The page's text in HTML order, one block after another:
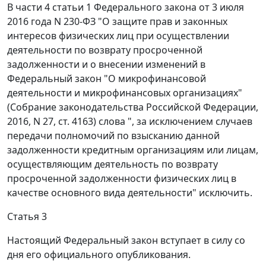
В части 4 статьи 1 Федерального закона от 3 июля
2016 года N 230-ФЗ "О защите прав и законных
интересов физических лиц при осуществлении
деятельности по возврату просроченной
задолженности и о внесении изменений в
Федеральный закон "О микрофинансовой
деятельности и микрофинансовых организациях"
(Собрание законодательства Российской Федерации,
2016, N 27, ст. 4163) слова ", за исключением случаев
передачи полномочий по взысканию данной
задолженности кредитным организациям или лицам,
осуществляющим деятельность по возврату
просроченной задолженности физических лиц в
качестве основного вида деятельности" исключить.
Статья 3
Настоящий Федеральный закон вступает в силу со
дня его официального опубликования.